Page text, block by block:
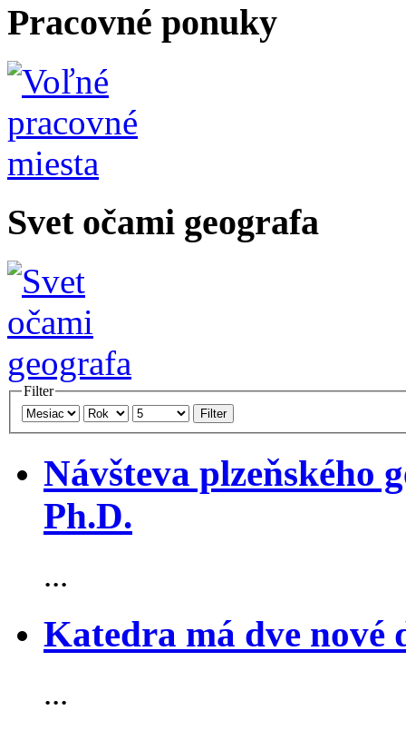
Pracovné ponuky
Svet očami geografa
Filter
Filter
Návšteva plzeňského
Ph.D.
...
Katedra má dve nové
...